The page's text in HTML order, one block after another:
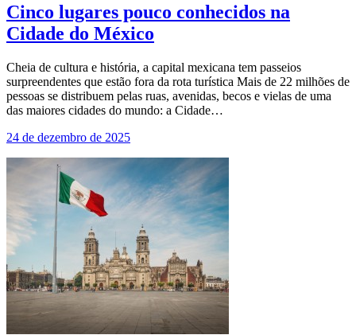
Cinco lugares pouco conhecidos na
Cidade do México
Cheia de cultura e história, a capital mexicana tem passeios
surpreendentes que estão fora da rota turística Mais de 22 milhões de
pessoas se distribuem pelas ruas, avenidas, becos e vielas de uma
das maiores cidades do mundo: a Cidade…
24 de dezembro de 2025